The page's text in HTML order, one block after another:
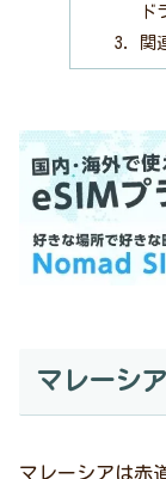
ド
関
マレーシ
マレーシアは赤